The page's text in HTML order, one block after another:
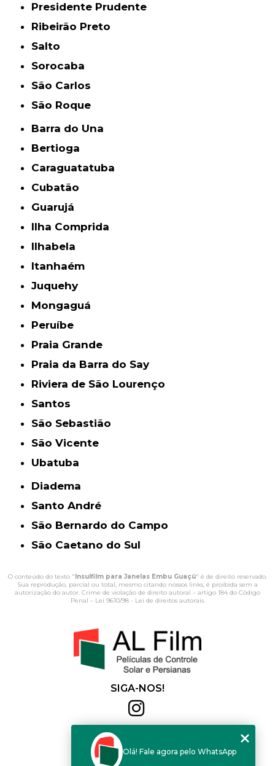
Presidente Prudente
Ribeirão Preto
Salto
Sorocaba
São Carlos
São Roque
Barra do Una
Bertioga
Caraguatatuba
Cubatão
Guarujá
Ilha Comprida
Ilhabela
Itanhaém
Juquehy
Mongaguá
Peruíbe
Praia Grande
Praia da Barra do Say
Riviera de São Lourenço
Santos
São Sebastião
São Vicente
Ubatuba
Diadema
Santo André
São Bernardo do Campo
São Caetano do Sul
O conteúdo do texto " Insulfilm para Janelas Embu Guaçú" é de direito reservado.
Sua reprodução, parcial ou total, mesmo citando nossos links, é proibida sem a
autorização do autor. Crime de violação de direito autoral – artigo 184 do Código
Penal – Lei 9610/98 - Lei de direitos autorais.
SIGA-NOS!
(11) 2564-4684
(11) 94168-2041
Olá! Fale agora pelo WhatsApp